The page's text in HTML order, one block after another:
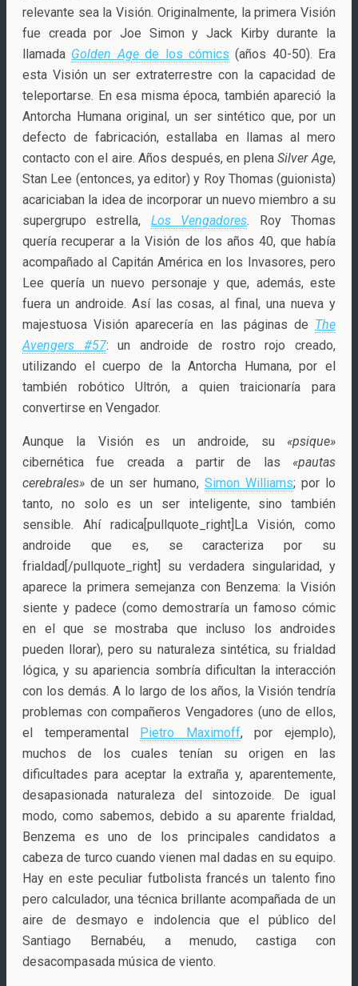
relevante sea la Visión. Originalmente, la primera Visión
fue creada por Joe Simon y Jack Kirby durante la
llamada Golden Agede los cómics (años 40-50). Era
esta Visión un ser extraterrestre con la capacidad de
teleportarse. En esa misma época, también apareció la
Antorcha Humana original, un ser sintético que, por un
defecto de fabricación, estallaba en llamas al mero
contacto con el aire. Años después, en plenaSilver Age,
Stan Lee (entonces, ya editor) y Roy Thomas (guionista)
acariciaban la idea de incorporar un nuevo miembro a su
supergrupo estrella, Los Vengadores. Roy Thomas
quería recuperar a la Visión de los años 40, que había
acompañado al Capitán América en los Invasores, pero
Lee quería un nuevo personaje y que, además, este
fuera un androide. Así las cosas, al final, una nueva y
majestuosa Visión aparecería en las páginas de The
Avengers #57: un androide de rostro rojo creado,
utilizando el cuerpo de la Antorcha Humana, por el
también robótico Ultrón, a quien traicionaría para
convertirse en Vengador.
Aunque la Visión es un androide, su «psique»
cibernética fue creada a partir de las «pautas
cerebrales» de un ser humano, Simon Williams; por lo
tanto, no solo es un ser inteligente, sino también
sensible. Ahí radica[pullquote_right]La Visión, como
androide que es, se caracteriza por su
frialdad[/pullquote_right] su verdadera singularidad, y
aparece la primera semejanza con Benzema: la Visión
siente y padece (como demostraría un famoso cómic
en el que se mostraba que incluso los androides
pueden llorar), pero su naturaleza sintética, su frialdad
lógica, y su apariencia sombría dificultan la interacción
con los demás. A lo largo de los años, la Visión tendría
problemas con compañeros Vengadores (uno de ellos,
el temperamental Pietro Maximoff, por ejemplo),
muchos de los cuales tenían su origen en las
dificultades para aceptar la extraña y, aparentemente,
desapasionada naturaleza del sintozoide. De igual
modo, como sabemos, debido a su aparente frialdad,
Benzema es uno de los principales candidatos a
cabeza de turco cuando vienen mal dadas en su equipo.
Hay en este peculiar futbolista francés un talento fino
pero calculador, una técnica brillante acompañada de un
aire de desmayo e indolencia que el público del
Santiago Bernabéu, a menudo, castiga con
desacompasada música de viento.